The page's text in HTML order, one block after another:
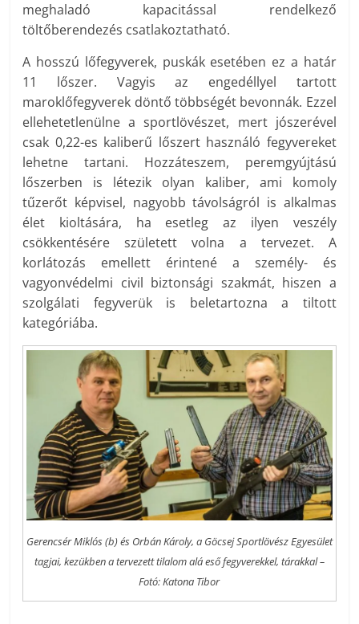
meghaladó kapacitással rendelkező
töltőberendezés csatlakoztatható.
A hosszú lőfegyverek, puskák esetében ez a határ
11 lőszer. Vagyis az engedéllyel tartott
maroklőfegyverek döntő többségét bevonnák. Ezzel
ellehetetlenülne a sportlövészet, mert jószerével
csak 0,22-es kaliberű lőszert használó fegyvereket
lehetne tartani. Hozzáteszem, peremgyújtású
lőszerben is létezik olyan kaliber, ami komoly
tűzerőt képvisel, nagyobb távolságról is alkalmas
élet kioltására, ha esetleg az ilyen veszély
csökkentésére született volna a tervezet. A
korlátozás emellett érintené a személy- és
vagyonvédelmi civil biztonsági szakmát, hiszen a
szolgálati fegyverük is beletartozna a tiltott
kategóriába.
Gerencsér Miklós (b) és Orbán Károly, a Göcsej Sportlövész Egyesület
tagjai, kezükben a tervezett tilalom alá eső fegyverekkel, tárakkal –
Fotó: Katona Tibor